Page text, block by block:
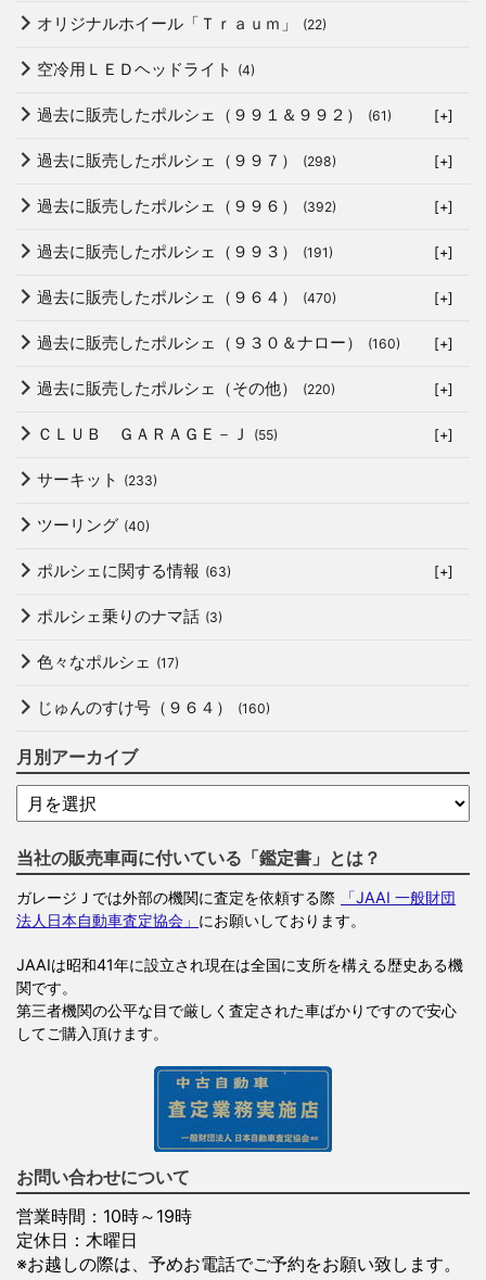
オリジナルホイール「Ｔｒａｕｍ」 (22)
空冷用ＬＥＤヘッドライト (4)
過去に販売したポルシェ（９９１＆９９２） (61) [+]
過去に販売したポルシェ（９９７） (298) [+]
過去に販売したポルシェ（９９６） (392) [+]
過去に販売したポルシェ（９９３） (191) [+]
過去に販売したポルシェ（９６４） (470) [+]
過去に販売したポルシェ（９３０＆ナロー） (160) [+]
過去に販売したポルシェ（その他） (220) [+]
ＣＬＵＢ ＧＡＲＡＧＥ－Ｊ (55) [+]
サーキット (233)
ツーリング (40)
ポルシェに関する情報 (63) [+]
ポルシェ乗りのナマ話 (3)
色々なポルシェ (17)
じゅんのすけ号（９６４） (160)
月別アーカイブ
当社の販売車両に付いている「鑑定書」とは？
ガレージＪでは外部の機関に査定を依頼する際
「JAAI 一般財団
法人日本自動車査定協会」 にお願いしております。
JAAIは昭和41年に設立され現在は全国に支所を構える歴史ある機
関です。
第三者機関の公平な目で厳しく査定された車ばかりですので安心
してご購入頂けます。
お問い合わせについて
営業時間：10時～19時
定休日：木曜日
※お越しの際は、予めお電話でご予約をお願い致します。